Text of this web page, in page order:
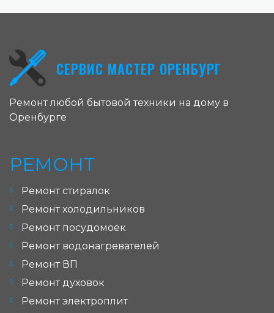
СЕРВИС МАСТЕР ОРЕНБУРГ
Ремонт любой бытовой техники на дому в
Оренбурге
РЕМОНТ
Ремонт стиралок
Ремонт холодильников
Ремонт посудомоек
Ремонт водонагревателей
Ремонт ВП
Ремонт духовок
Ремонт электроплит